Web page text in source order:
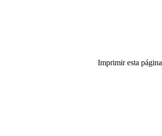
Imprimir esta página